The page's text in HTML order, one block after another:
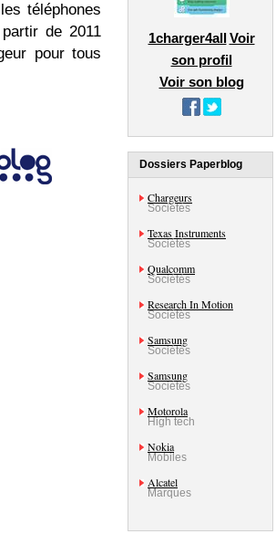
téléphones
de 2011
pour tous
1charger4all Voir
son profil
Voir son blog
Dossiers Paperblog
Chargeurs
Sociétés
Texas Instruments
Sociétés
Qualcomm
Sociétés
Research In Motion
Sociétés
Samsung
Sociétés
Samsung
Sociétés
Motorola
High tech
Nokia
Mobiles
Alcatel
Marques